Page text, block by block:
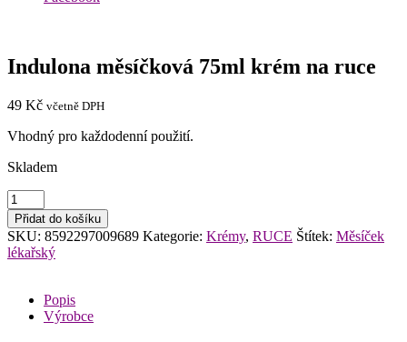
Indulona měsíčková 75ml krém na ruce
49 Kč včetně DPH
Vhodný pro každodenní použití.
Skladem
Indulona
měsíčková
75ml
krém
na
množství
Přidat do košíku
SKU: 8592297009689 Kategorie: Krémy, RUCE Štítek: Měsíček
lékařský
Popis
Výrobce